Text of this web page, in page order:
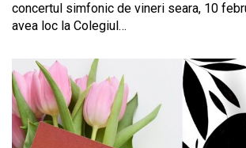
concertul simfonic de vineri seara, 10
avea loc la Colegiul…